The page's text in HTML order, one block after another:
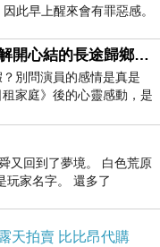
中千辛萬苦不為
的那位，但我想
了第一眼的美麗
賞吧!
達對於藝術的堅
其中的艱辛真的
所以拿今天現場
此早上醒來會有罪惡感。
電影《日租家庭》解開心結的長途歸鄉！能在電影院感受到地理的寬闊和人心的相鄰，真是太棒了！
別問演員的感情是真是
家庭》後的心靈感動，是
人心，就是真情
又回到了夢境。 白色荒原
玩家名字。 還多了
天拍賣 比比昂代購